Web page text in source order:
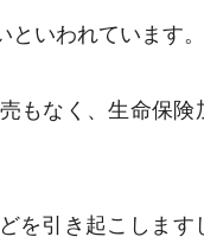
いわれています。
もなく、生命保
を引き起こしま